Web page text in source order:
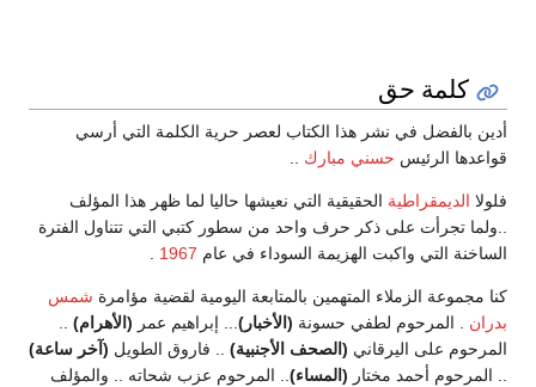
كلمة حق
أدين بالفضل في نشر هذا الكتاب لعصر حرية الكلمة التي أرسي
قواعدها الرئيس حسني مبارك ..
فلولا الديمقراطية الحقيقية التي نعيشها حاليا لما ظهر هذا المؤلف
..ولما تجرأت على ذكر حرف واحد من سطور كتبي التي تتناول الفترة
الساخنة التي واكبت الهزيمة السوداء في عام 1967
.
كنا مجموعة الزملاء المتهمين بالمتابعة اليومية لقضية مؤامرة شمس
بدران . المرحوم لطفي حسونة (الأخبار)... إبراهيم عمر (الأهرام) ..
المرحوم على اليرقاني (الصحف الأجنبية) .. فاروق الطويل (آخر ساعة)
.. المرحوم أحمد مختار (المساء).. المرحوم عزب شحاته .. والمؤلف